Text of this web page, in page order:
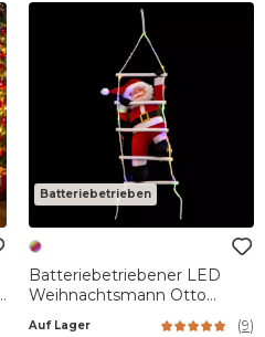
Batteriebetrieben
Batteriebetriebener LED
Weihnachtsmann Otto
Auf Lager (9)